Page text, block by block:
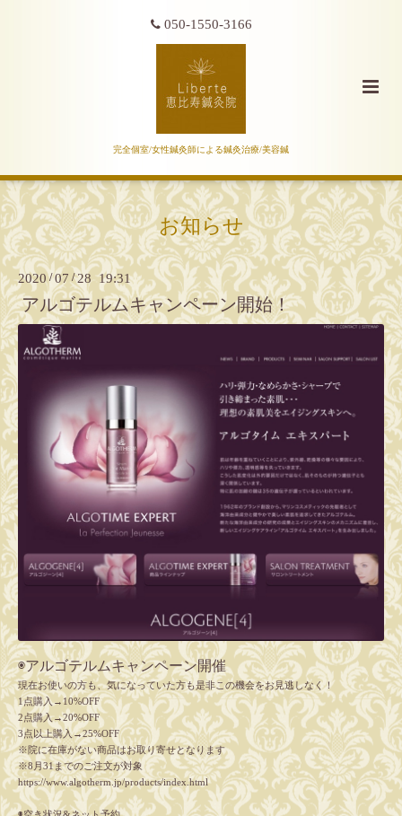
050-1550-3166
完全個室/女性鍼灸師による鍼灸治療/美容鍼
お知らせ
2020/07 /28 19:31
アルゴテルムキャンペーン開始！
◉アルゴテルムキャンペーン開催
現在お使いの方も、気になっていた方も是非この機会をお見逃しなく！
1点購入→10%OFF
2点購入→20%OFF
3点以上購入→25%OFF
※院に在庫がない商品はお取り寄せとなります
※8月31までのご注文が対象
https://www.algotherm.jp/products/index.html